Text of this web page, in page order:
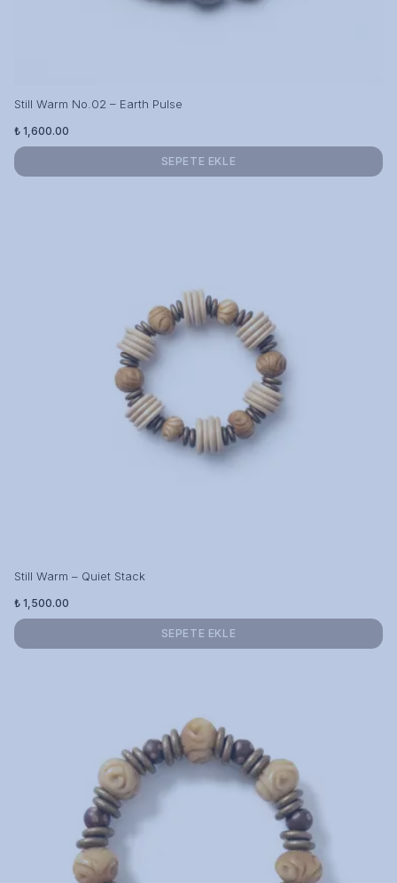
Still Warm No.02 – Earth Pulse
₺ 1,600.00
SEPETE EKLE
Still Warm – Quiet Stack
₺ 1,500.00
SEPETE EKLE